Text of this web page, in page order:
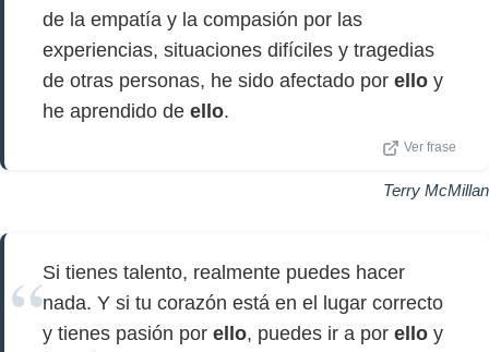
de la empatía y la compasión por las
experiencias, situaciones difíciles y tragedias
de otras personas, he sido afectado por ello y
he aprendido de ello.
Ver frase
Terry McMillan
Si tienes talento, realmente puedes hacer
nada. Y si tu corazón está en el lugar correcto
y tienes pasión por ello, puedes ir a por ello y